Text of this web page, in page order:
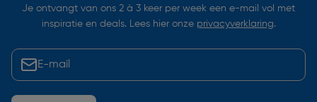
Je ontvangt van ons 2 à 3 keer per week een e-mail vol met
inspiratie en deals. Lees hier onze privacyverklaring.